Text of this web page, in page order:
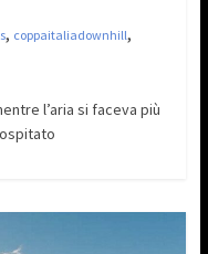
, coppaitaliadownhill,
l’aria si faceva più